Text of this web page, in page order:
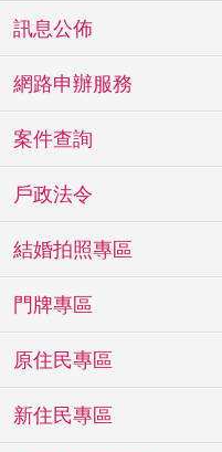
訊息公佈
網路申辦服務
案件查詢
戶政法令
結婚拍照專區
門牌專區
原住民專區
新住民專區